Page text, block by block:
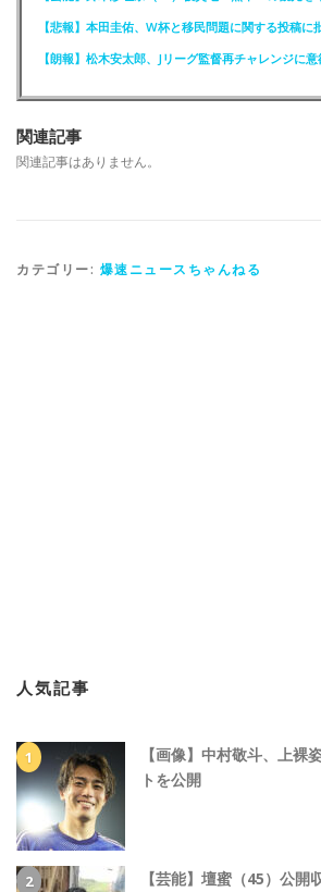
【悲報】本田圭佑、W杯と移民問題に関する投稿に
関連記事
関連記事はありません。
カテゴリー: 爆速ニュースちゃんねる
人気記事
【画像】中村敬斗、上裸
トを公開
【芸能】壇蜜（45）公開